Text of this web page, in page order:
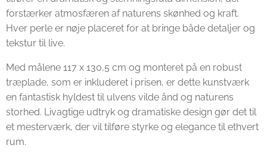
forstærker atmosfæren af naturens skønhed og kraft.
Hver perle er nøje placeret for at bringe både detaljer og
tekstur til live.
Med målene 117 x 130,5 cm og monteret på en robust
træplade, som er inkluderet i prisen, er dette kunstværk
en fantastisk hyldest til ulvens vilde ånd og naturens
storhed. Livagtige udtryk og dramatiske design gør det til
et mesterværk, der vil tilføre styrke og elegance til ethvert
rum.